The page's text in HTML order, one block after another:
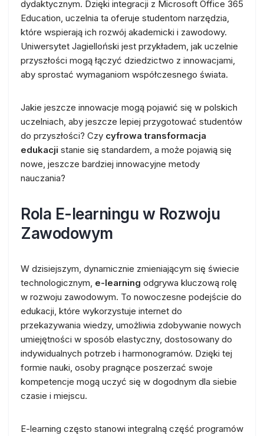
dydaktycznym. Dzięki integracji z Microsoft Office 365
Education, uczelnia ta oferuje studentom narzędzia,
które wspierają ich rozwój akademicki i zawodowy.
Uniwersytet Jagielloński jest przykładem, jak uczelnie
przyszłości mogą łączyć dziedzictwo z innowacjami,
aby sprostać wymaganiom współczesnego świata.
Jakie jeszcze innowacje mogą pojawić się w polskich
uczelniach, aby jeszcze lepiej przygotować studentów
do przyszłości? Czy cyfrowa transformacja
edukacji stanie się standardem, a może pojawią się
nowe, jeszcze bardziej innowacyjne metody
nauczania?
Rola E-learningu w Rozwoju
Zawodowym
W dzisiejszym, dynamicznie zmieniającym się świecie
technologicznym, e-learning odgrywa kluczową rolę
w rozwoju zawodowym. To nowoczesne podejście do
edukacji, które wykorzystuje internet do
przekazywania wiedzy, umożliwia zdobywanie nowych
umiejętności w sposób elastyczny, dostosowany do
indywidualnych potrzeb i harmonogramów. Dzięki tej
formie nauki, osoby pragnące poszerzać swoje
kompetencje mogą uczyć się w dogodnym dla siebie
czasie i miejscu.
E-learning często stanowi integralną część programów